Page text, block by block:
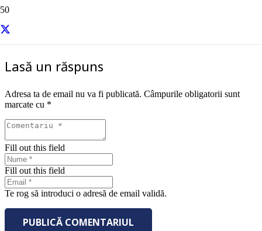
Lasă un răspuns
Adresa ta de email nu va fi publicată. Câmpurile obligatorii sunt
marcate cu *
Fill out this field
Fill out this field
Te rog să introduci o adresă de email validă.
PUBLICĂ COMENTARIUL